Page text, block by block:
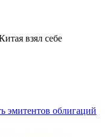
взял себе
эмитентов облигаций